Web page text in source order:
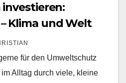
investieren:
Klima und Welt
für den Umweltschutz
Alltag durch viele, kleine